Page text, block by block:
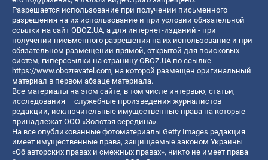
Разрешается использование при получении письменного
разрешения на их использование и при условии обязательной
ссылки на сайт OBOZ.UA, а для интернет-изданий - при
получении письменного разрешения на их использование и при
обязательном размещении прямой, открытой для поисковых
систем, гиперссылки на страницу OBOZ.UA по ссылке
https://www.obozrevatel.com, на которой размещен оригинальный
материал в первом абзаце материала.
Все материалы на этом сайте, в том числе интервью, статьи,
исследования – служебные произведения журналистов
редакции, исключительные имущественные права на которые
принадлежат ООО «Золотая середина».
На все опубликованные фотоматериалы Getty Images редакция
имеет имущественные права, защищаемые законом Украины
«Об авторских правах и смежных правах», никто не имеет права